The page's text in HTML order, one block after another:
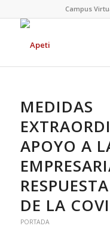
Campus
MEDIDAS
APOYO A
DE LA
PORTADA